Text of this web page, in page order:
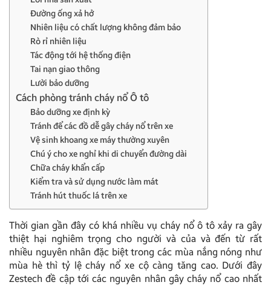
Đường ống xả hở
Nhiên liệu có chất lượng không đảm bảo
Rò rỉ nhiên liệu
Tác động tới hệ thống điện
Tai nạn giao thông
Lười bảo dưỡng
Cách phòng tránh cháy nổ Ô tô
Bảo dưỡng xe định kỳ
Tránh để các đồ dễ gây cháy nổ trên xe
Vệ sinh khoang xe máy thường xuyên
Chú ý cho xe nghỉ khi di chuyển đường dài
Chữa cháy khẩn cấp
Kiểm tra và sử dụng nước làm mát
Tránh hút thuốc lá trên xe
Thời gian gần đây có khá nhiều vụ cháy nổ ô tô xảy ra gây
thiệt hại nghiêm trọng cho người và của và đến từ rất
nhiều nguyên nhân đặc biệt trong các mùa nắng nóng như
mùa hè thì tỷ lệ cháy nổ xe cộ càng tăng cao. Dưới đây
Zestech đề cập tới các nguyên nhân gây cháy nổ cao nhất